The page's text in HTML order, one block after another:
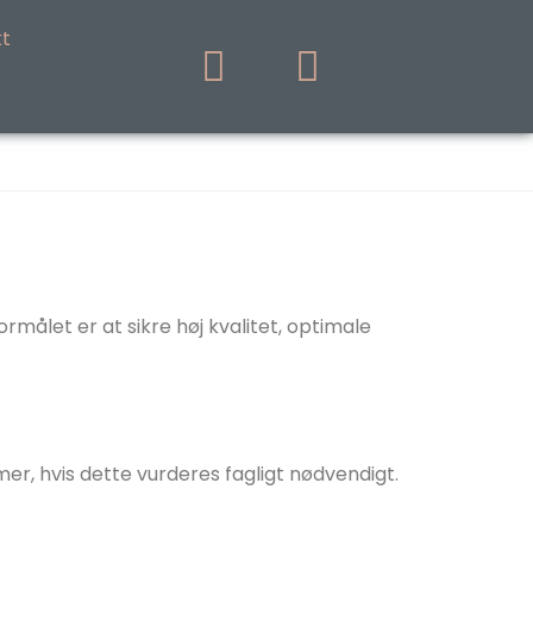
er at sikre høj kvalitet, optimale
hvis dette vurderes fagligt nødvendigt.